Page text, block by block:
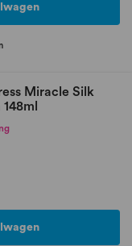
Miracle Silk